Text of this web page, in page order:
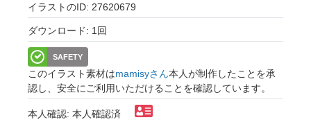
イラストのID: 27620679
ダウンロード: 1回
SAFETY
このイラスト素材はmamisyさん本人が制作したことを承
認し、安全にご利用いただけることを確認しています。
本人確認: 本人確認済